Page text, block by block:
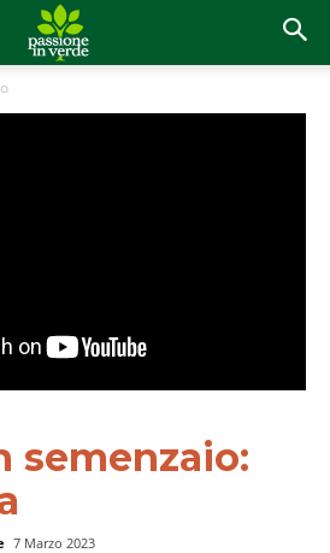
semenzaio:
7 Marzo 2023